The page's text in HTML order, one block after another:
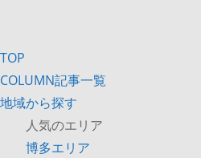
TOP
COLUMN記事一覧
地域から探す
人気のエリア
博多エリア